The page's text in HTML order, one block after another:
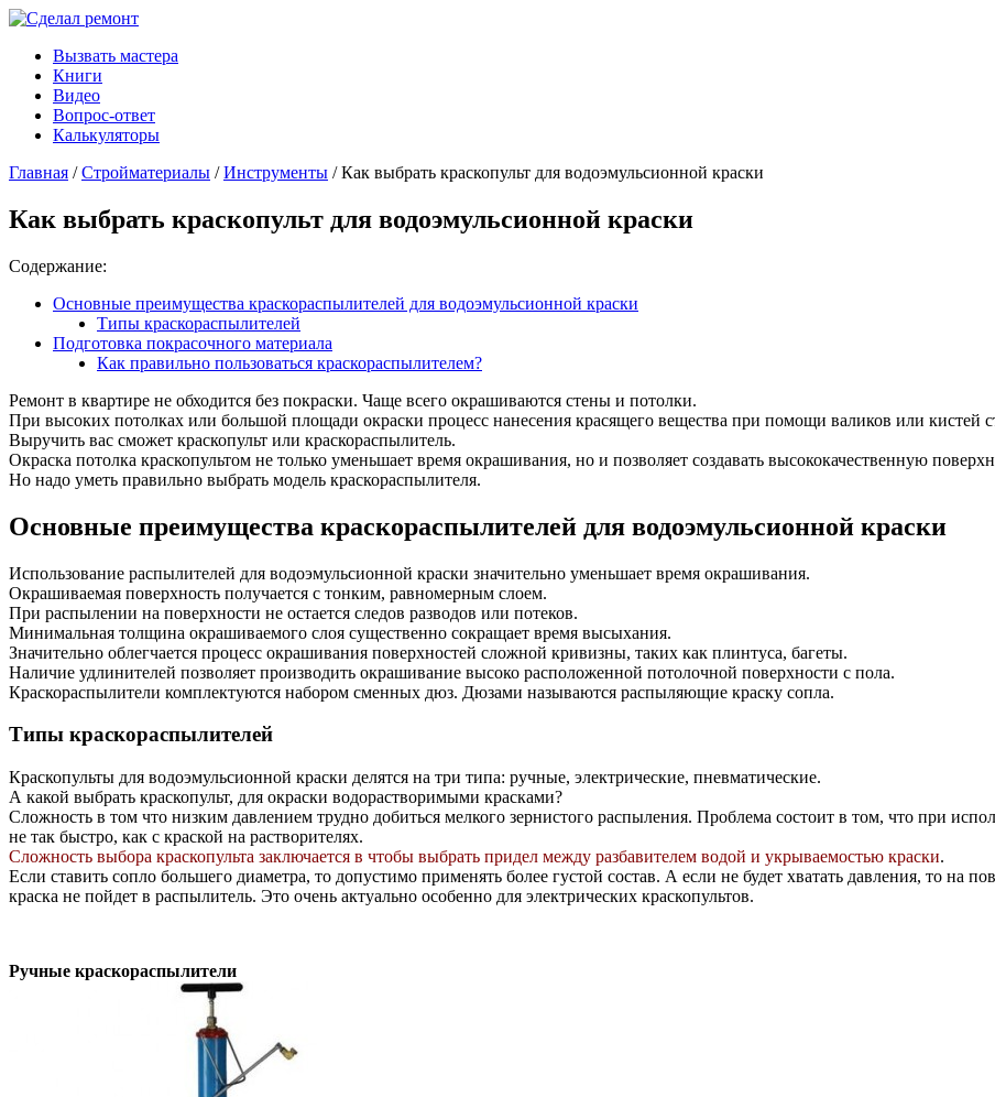
Вызвать мастера
Книги
Видео
Вопрос-ответ
Калькуляторы
Главная /Стройматериалы /Инструменты / Как выбрать краскопульт для водоэмульсионной краски
Как выбрать краскопульт для водоэмульсионной краски
Содержание:
Основные преимущества краскораспылителей для водоэмульсионной краски
Типы краскораспылителей
Подготовка покрасочного материала
Как правильно пользоваться краскораспылителем?
Ремонт в квартире не обходится без покраски. Чаще всего окрашиваются стены и потолки.
При высоких потолках или большой площади окраски процесс нанесения красящего вещества при помощи валиков или кистей
Выручить вас сможет краскопульт или краскораспылитель.
Окраска потолка краскопультом не только уменьшает время окрашивания, но и позволяет создавать высококачественную
Но надо уметь правильно выбрать модель краскораспылителя.
Основные преимущества краскораспылителей для водоэмульсионной краски
Использование распылителей для водоэмульсионной краски значительно уменьшает время окрашивания.
Окрашиваемая поверхность получается с тонким, равномерным слоем.
При распылении на поверхности не остается следов разводов или потеков.
Минимальная толщина окрашиваемого слоя существенно сокращает время высыхания.
Значительно облегчается процесс окрашивания поверхностей сложной кривизны, таких как плинтуса, багеты.
Наличие удлинителей позволяет производить окрашивание высоко расположенной потолочной поверхности с пола.
Краскораспылители комплектуются набором сменных дюз. Дюзами называются распыляющие краску сопла.
Типы краскораспылителей
Краскопульты для водоэмульсионной краски делятся на три типа: ручные, электрические, пневматические.
А какой выбрать краскопульт, для окраски водорастворимыми красками?
Сложность в том что низким давлением трудно добиться мелкого зернистого распыления. Проблема состоит в том, что при
не так быстро, как с краской на растворителях.
Сложность выбора краскопульта заключается в чтобы выбрать придел между разбавителем водой и укрываемостью краски.
Если ставить сопло большего диаметра, то допустимо применять более густой состав. А если не будет хватать давления, то на
краска не пойдет в распылитель. Это очень актуально особенно для электрических краскопультов.
Ручные краскораспылители